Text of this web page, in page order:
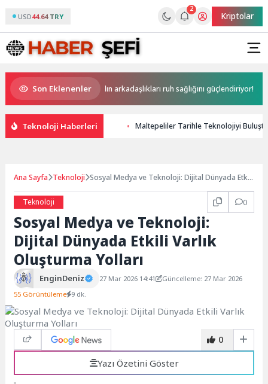
USD44.64 TRY
2
Kriptolar
Son EklenenlerKadın arkadaşlıkları ruh sağlığını güçlendiriyor!
Teknoloji Haberleri Maltepeliler Tarihle Teknolojiyi
Ana Sayfa Teknoloji Sosyal Medya ve Teknoloji: Dijital Dünyada Etkili
Teknoloji
0
Sosyal Medya ve Teknoloji:
Dijital Dünyada Etkili Varlık
Oluşturma Yolları
EnginDeniz 27 Mar 2026 14:41
Güncelleme: 27 Mar 2026
55 Görüntüleme 9 dk.
0
Yazı Özetini Göster